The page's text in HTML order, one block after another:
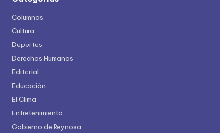
Columnas
Cultura
Deportes
Derechos Humanos
Editorial
Educación
El Clima
Entretenimiento
Gobierno de Reynosa